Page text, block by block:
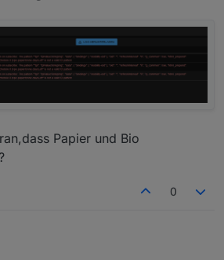
Papier und Bio
0